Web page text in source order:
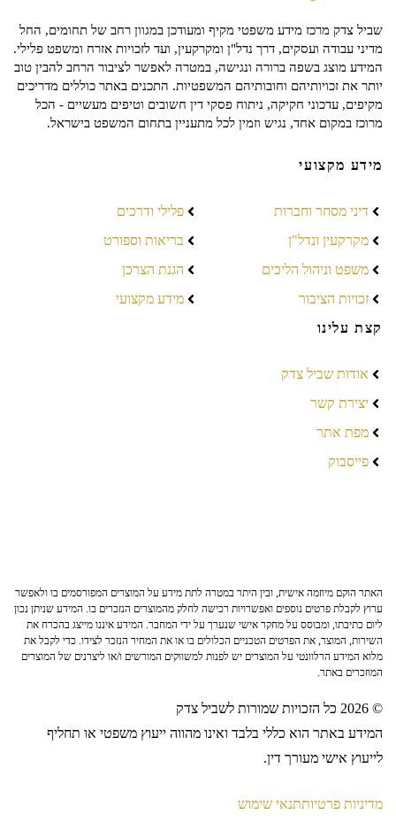
שביל צדק מרכז מידע משפטי מקיף ומעודכן במגוון רחב של תחומים, החל
מדיני עבודה ועסקים, דרך נדל"ן ומקרקעין, ועד לזכויות אזרח ומשפט פלילי.
המידע מוצג בשפה ברורה ונגישה, במטרה לאפשר לציבור הרחב להבין טוב
יותר את זכויותיהם וחובותיהם המשפטיות. התכנים באתר כוללים מדריכים
מקיפים, עדכוני חקיקה, ניתוח פסקי דין חשובים וטיפים מעשיים - הכל
מרוכז במקום אחד, נגיש וזמין לכל מתעניין בתחום המשפט בישראל.
מידע מקצועי
דיני מסחר וחברות
מקרקעין ונדל"ן
משפט וניהול הליכים
זכויות הציבור
פלילי ודרכים
בריאות וספורט
הגנת הצרכן
מידע מקצועי
קצת עלינו
אודות שביל צדק
יצירת קשר
מפת אתר
פייסבוק
האתר הוקם מיוזמה אישית, ובין היתר במטרה לתת מידע על המוצרים המפורסמים בו ולאפשר
ערוץ לקבלת פרטים נוספים ואפשרויות רכישה לחלק מהמוצרים הנזכרים בו. המידע שניתן נכון
ליום כתיבתו, ומבוסס על מחקר אישי שנערך על ידי המחבר. המידע איננו מייצג בהכרח את
השירות, המוצר, את הפרטים הטכניים הכלולים בו או את המחיר הנזכר לצידו. כדי לקבל את
מלוא המידע הרלוונטי על המוצרים יש לפנות למשווקים המורשים ו/או ליצרנים של המוצרים
המוזכרים באתר.
© 2026 כל הזכויות שמורות לשביל צדק
המידע באתר הוא כללי בלבד ואינו מהווה ייעוץ משפטי או תחליף
לייעוץ אישי מעורך דין.
מדיניות פרטיותתנאי שימוש